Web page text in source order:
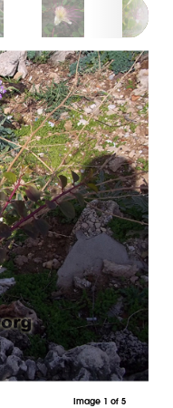
Image 1 of 5